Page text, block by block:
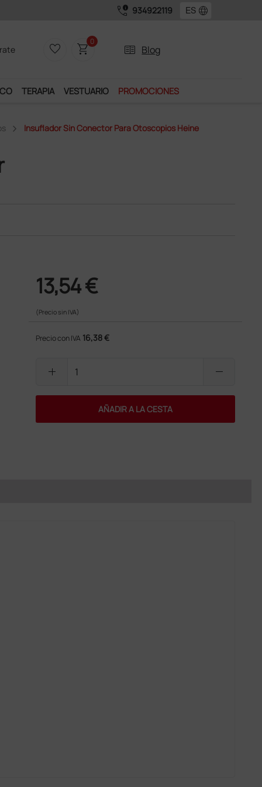
call_quality 934922119 language
favorite_border shopping_cart0
two_pager Blog
TERAPIA VESTUARIO PROMOCIONES
Insuflador Sin Conector Para Otoscopios Heine
13,54 €
(Precio sin IVA)
Precio con IVA 16,38 €
add remove
AÑADIR A LA CESTA